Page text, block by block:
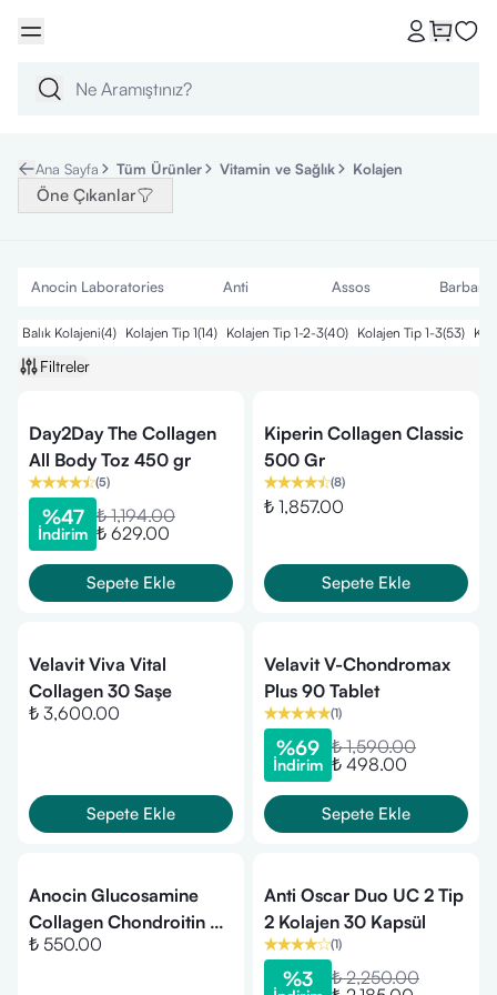
Ana Sayfa Tüm Ürünler Vitamin ve Sağlık Kolajen
Öne Çıkanlar
Anocin Laboratories Anti Assos Barbaris
Balık Kolajeni(4) Kolajen Tip 1(14) Kolajen Tip 1-2-3(40) Kolajen Tip 1-3(53)
Filtreler
Day2Day The Collagen
All Body Toz 450 gr
(5)
%47
İndirim
₺ 1,194.00
₺ 629.00
Sepete Ekle
Kiperin Collagen Classic
500 Gr
(8)
₺ 1,857.00
Sepete Ekle
Velavit Viva Vital
Collagen 30 Saşe
₺ 3,600.00
Sepete Ekle
Velavit V-Chondromax
Plus 90 Tablet
(1)
%69
İndirim
₺ 1,590.00
₺ 498.00
Sepete Ekle
Anocin Glucosamine
Collagen Chondroitin 30
Tablet
₺ 550.00
Anti Oscar Duo UC 2 Tip
2 Kolajen 30 Kapsül
(1)
%3
₺ 2,250.00